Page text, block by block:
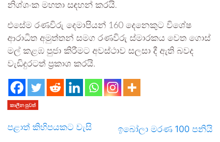
නිශ්ශංක මහතා සඳහන් කරයි.
එසේම රණවිරු දෙමාපියන් 160 දෙනෙකුට විශේෂ
ආරාධිත අමුත්තන් සමග රණවිරු ස්මාරකය වෙත ගොස්
මල් කළඹ පුජා කිරීමට අවස්ථාව සලසා දී ඇති බවද
වැඩිදුරටත් ප්‍රකාශ කරයි.
කාලීන පුවත්
පළාත් කිහිපයකට වැසි ඉබෝලා මරණ 100 පනියි